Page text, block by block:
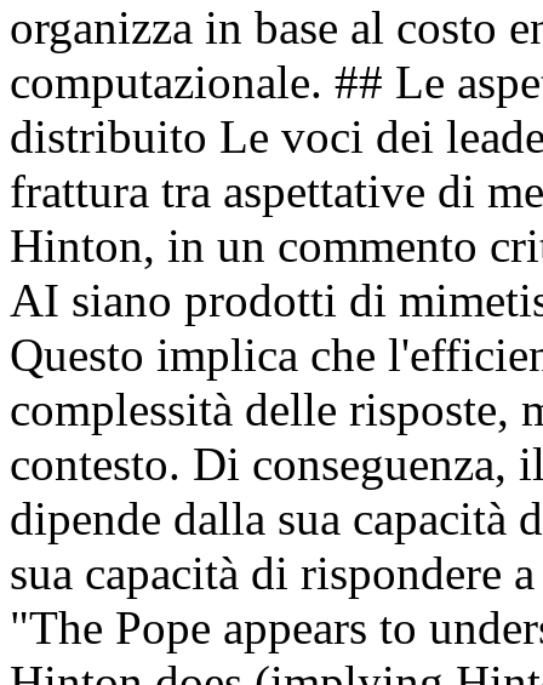
organizza in base al costo
computazionale. ## Le
distribuito Le voci dei
frattura tra aspettative di
Hinton, in un commento
AI siano prodotti di
Questo implica che
complessità delle risposte,
contesto. Di conseguenza,
dipende dalla sua capacità
sua capacità di rispondere
"The Pope appears to